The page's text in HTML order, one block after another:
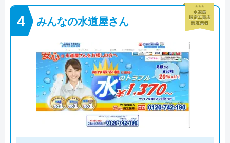
みんなの水道屋さん